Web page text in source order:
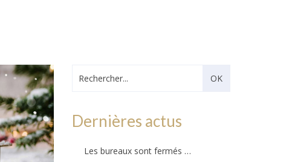
Dernières actus
Les bureaux sont fermés – Ils ouvriront au public le mercredi 26 août 2026 !